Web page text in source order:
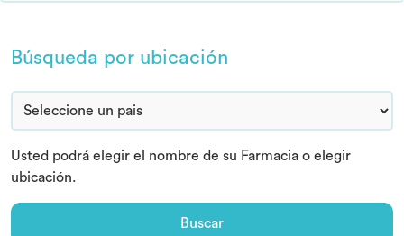
Búsqueda por ubicación
Usted podrá elegir el nombre de su Farmacia o elegir
ubicación.
Buscar